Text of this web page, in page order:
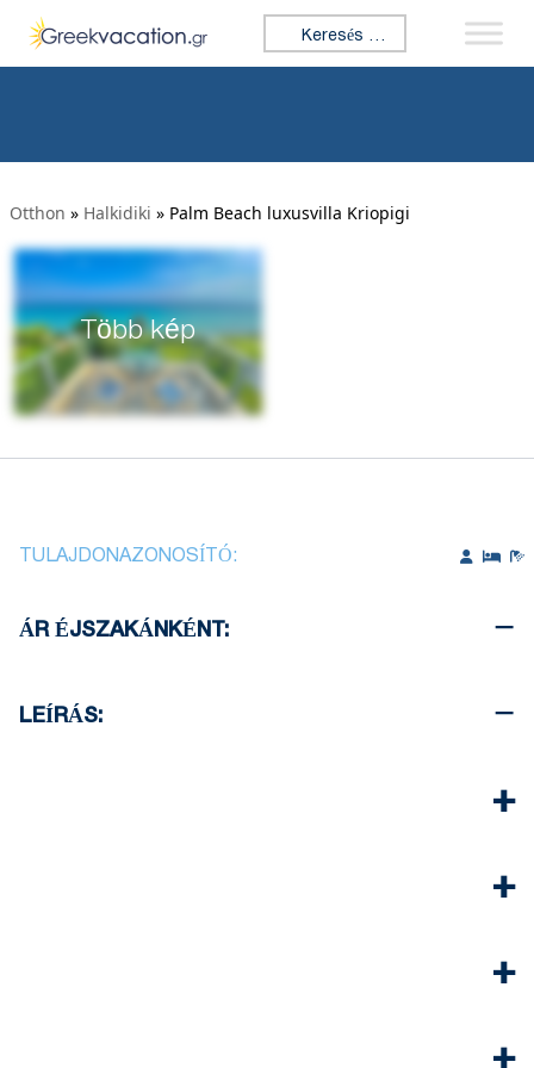
Keresés:
Otthon » Halkidiki » Palm Beach luxusvilla Kriopigi
Több kép
TULAJDONAZONOSÍTÓ:
ÁR ÉJSZAKÁNKÉNT:
LEÍRÁS: